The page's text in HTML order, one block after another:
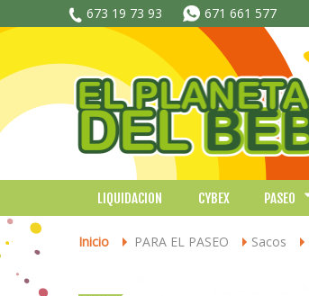
673 19 73 93 671 661 577
LIQUIDACION CYBEX PASEO
Inicio > PARA EL PASEO > Sacos >